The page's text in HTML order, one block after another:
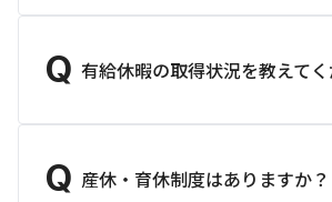
Q 有給休暇の取得状況を教えて
Q 産休・育休制度はありますか？